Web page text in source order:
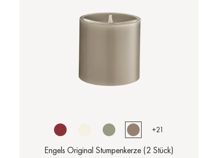
+21
Engels Original Stumpenkerze (2 Stück)